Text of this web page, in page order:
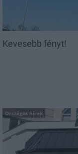
Kevesebb fényt!
Országos hírek